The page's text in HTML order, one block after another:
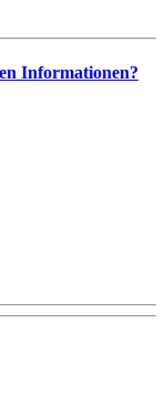
Informationen?